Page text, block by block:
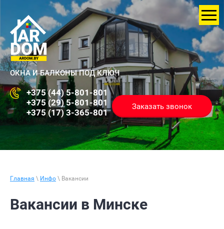
ОКНА И БАЛКОНЫ ПОД КЛЮЧ
+375 (44) 5-801-801
+375 (29) 5-801-801
+375 (17) 3-365-801
Заказать звонок
Главная \ Инфо \ Вакансии
Вакансии в Минске